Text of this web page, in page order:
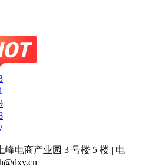
峰电商产业园 3 号楼 5 楼 | 电